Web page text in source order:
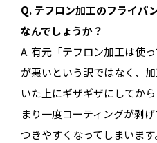
Q. テフロン加工のフライパ
なんでしょうか？
A. 有元「テフロン加工は使
が悪いという訳ではなく、
いた上にギザギザにしてか
まり一度コーティングが剥
つきやすくなってしまいま